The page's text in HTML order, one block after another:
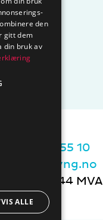
tlf.
74 85 55 10
936 285 244 MVA
den
gitt dem
din bruk av
ALLE